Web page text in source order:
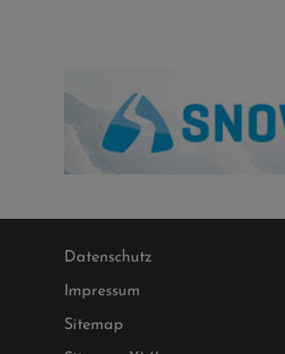
Datenschutz
Impressum
Sitemap